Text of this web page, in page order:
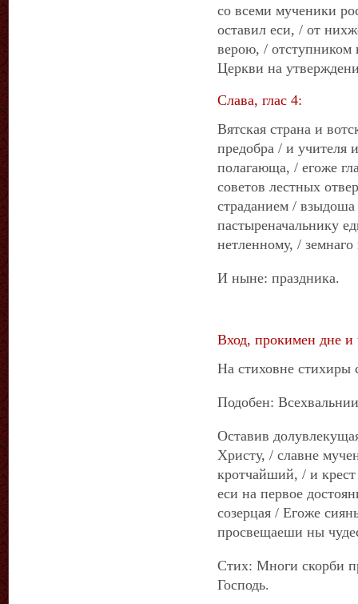
со всеми мученики
оставил еси, / от
верою, / отступником
Церкви на
Слава, глас 4:
Вятская страна и
предобра / и
полагающа, / егоже
советов лестных
страданием /
пастыреначальнику
нетленному, /
И ныне: праздника.
Вход, прокимен дне и
На стиховне стихиры
Подобен:
Оставив
Христу, / славне
кротчайший, / и
еси на первое
созерцая / Егоже
просвещаеши ны
Стих: Многи скорби
Господь.